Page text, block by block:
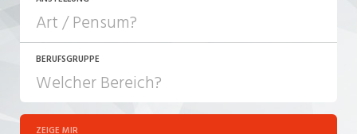
JOB-TYP
Festanstellung
BERUFSGRUPPE
ZEIGE MIR